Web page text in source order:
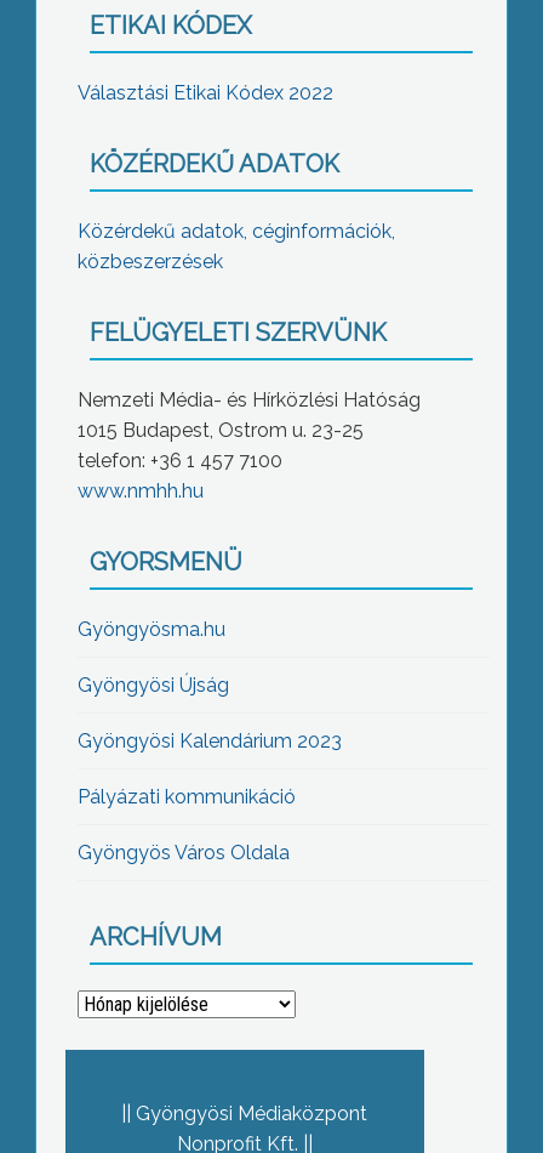
ETIKAI KÓDEX
Választási Etikai Kódex 2022
KÖZÉRDEKŰ ADATOK
Közérdekű adatok, céginformációk,
közbeszerzések
FELÜGYELETI SZERVÜNK
Nemzeti Média- és Hírközlési Hatóság
1015 Budapest, Ostrom u. 23-25
telefon: +36 1 457 7100
www.nmhh.hu
GYORSMENÜ
Gyöngyösma.hu
Gyöngyösi Újság
Gyöngyösi Kalendárium 2023
Pályázati kommunikáció
Gyöngyös Város Oldala
ARCHÍVUM
Archívum
Gyöngyösi Médiaközpont
Nonprofit Kft.